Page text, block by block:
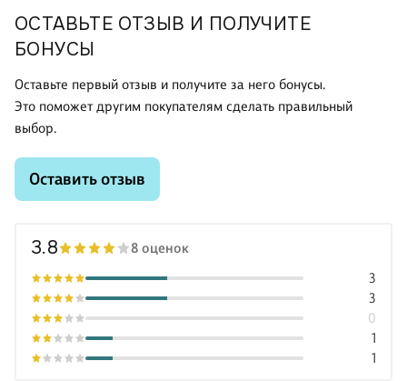
ОСТАВЬТЕ ОТЗЫВ И ПОЛУЧИТЕ
БОНУСЫ
Оставьте первый отзыв и получите за него бонусы.
Это поможет другим покупателям сделать правильный
выбор.
Оставить отзыв
3.8 8 оценок
1
1
0
3
3